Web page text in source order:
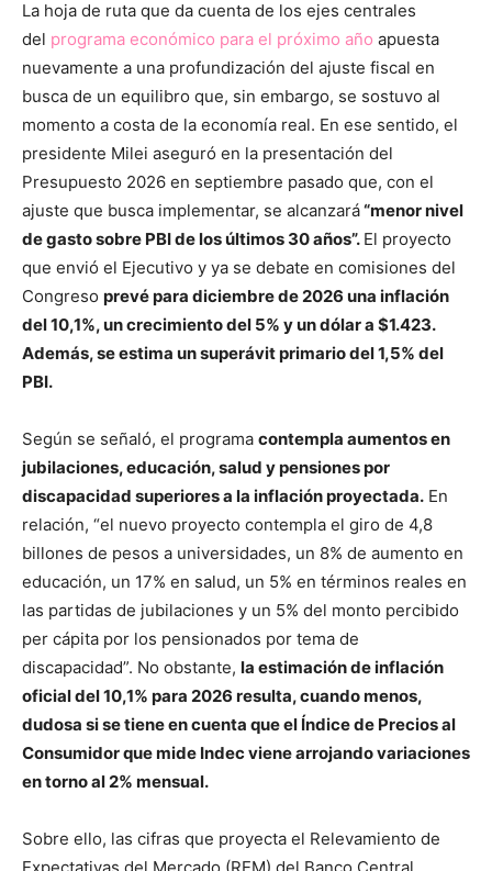
La hoja de ruta que da cuenta de los ejes centrales
del programa económico para el próximo año apuesta
nuevamente a una profundización del ajuste fiscal en
busca de un equilibro que, sin embargo, se sostuvo al
momento a costa de la economía real. En ese sentido, el
presidente Milei aseguró en la presentación del
Presupuesto 2026 en septiembre pasado que, con el
ajuste que busca implementar, se alcanzará“menor nivel
de gasto sobre PBI de los últimos 30 años”. El proyecto
que envió el Ejecutivo y ya se debate en comisiones del
Congreso prevé para diciembre de 2026 una inflación
del 10,1%, un crecimiento del 5% y un dólar a $1.423.
Además, se estima un superávit primario del 1,5% del
PBI.
Según se señaló, el programa contempla aumentos en
jubilaciones, educación, salud y pensiones por
discapacidad superiores a la inflación proyectada. En
relación, “el nuevo proyecto contempla el giro de 4,8
billones de pesos a universidades, un 8% de aumento en
educación, un 17% en salud, un 5% en términos reales en
las partidas de jubilaciones y un 5% del monto percibido
per cápita por los pensionados por tema de
discapacidad”. No obstante, la estimación de inflación
oficial del 10,1% para 2026 resulta, cuando menos,
dudosa si se tiene en cuenta que el Índice de Precios al
Consumidor que mide Indec viene arrojando variaciones
en torno al 2% mensual.
Sobre ello, las cifras que proyecta el Relevamiento de